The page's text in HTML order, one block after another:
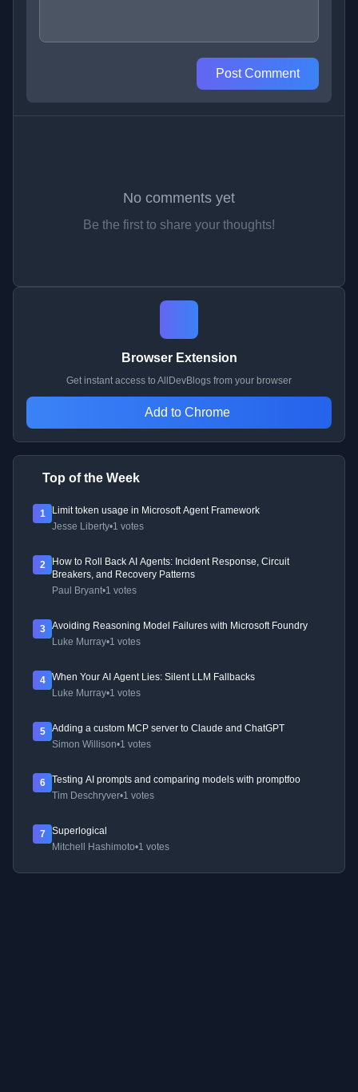
Post Comment
No comments yet
Be the first to share your thoughts!
Browser Extension
Get instant access to AllDevBlogs from your browser
Add to Chrome
Top of the Week
1
Limit token usage in Microsoft Agent Framework
Jesse Liberty•1 votes
2
How to Roll Back AI Agents: Incident Response, Circuit
Breakers, and Recovery Patterns
Paul Bryant•1 votes
3
Avoiding Reasoning Model Failures with Microsoft Foundry
Luke Murray•1 votes
4
When Your AI Agent Lies: Silent LLM Fallbacks
Luke Murray•1 votes
5
Adding a custom MCP server to Claude and ChatGPT
Simon Willison•1 votes
6
Testing AI prompts and comparing models with promptfoo
Tim Deschryver•1 votes
7
Superlogical
Mitchell Hashimoto•1 votes